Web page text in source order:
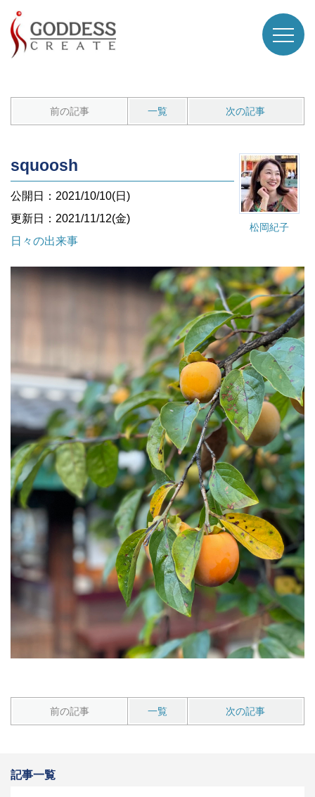
前の記事 一覧 次の記事
松岡紀子
squoosh
公開日：2021/10/10(日)
更新日：2021/11/12(金)
日々の出来事
前の記事 一覧 次の記事
記事一覧